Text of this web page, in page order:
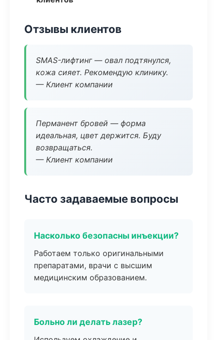
Отзывы клиентов
SMAS-лифтинг — овал подтянулся,
кожа сияет. Рекомендую клинику.
— Клиент компании
Перманент бровей — форма
идеальная, цвет держится. Буду
возвращаться.
— Клиент компании
Часто задаваемые вопросы
Насколько безопасны инъекции?
Работаем только оригинальными
препаратами, врачи с высшим
медицинским образованием.
Больно ли делать лазер?